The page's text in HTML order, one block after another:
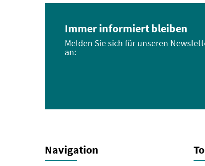
Immer informiert bleiben
Melden Sie sich für unseren
an:
Navigation